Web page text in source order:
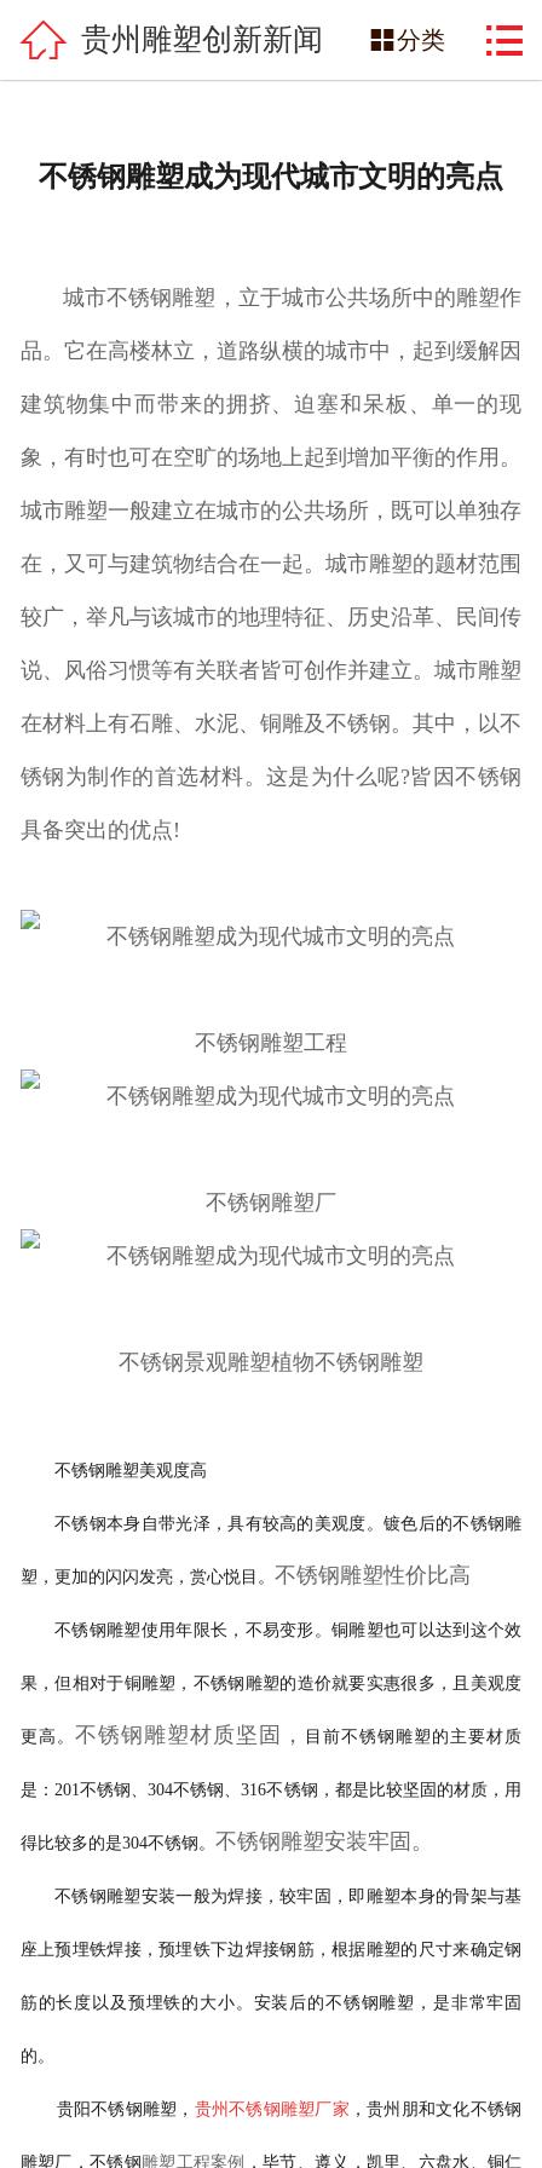
网站首页
著名雕塑家
雕塑新闻中心
朋和文化雕塑
联系我们
 贵州雕塑创新新闻 分类 
不锈钢雕塑成为现代城市文明的亮点
城市不锈钢雕塑，立于城市公共场所中的雕塑作
品。它在高楼林立，道路纵横的城市中，起到缓解因
建筑物集中而带来的拥挤、迫塞和呆板、单一的现
象，有时也可在空旷的场地上起到增加平衡的作用。
城市雕塑一般建立在城市的公共场所，既可以单独存
在，又可与建筑物结合在一起。城市雕塑的题材范围
较广，举凡与该城市的地理特征、历史沿革、民间传
说、风俗习惯等有关联者皆可创作并建立。城市雕塑
在材料上有石雕、水泥、铜雕及不锈钢。其中，以不
锈钢为制作的首选材料。这是为什么呢?皆因不锈钢
具备突出的优点!
不锈钢雕塑工程
不锈钢雕塑厂
不锈钢景观雕塑植物不锈钢雕塑
不锈钢雕塑美观度高
不锈钢本身自带光泽，具有较高的美观度。镀色后的不锈钢雕
塑，更加的闪闪发亮，赏心悦目。 不锈钢雕塑性价比高
不锈钢雕塑使用年限长，不易变形。铜雕塑也可以达到这个效
果，但相对于铜雕塑，不锈钢雕塑的造价就要实惠很多，且美观度
更高。 不锈钢雕塑材质坚固， 目前不锈钢雕塑的主要材质
是：201不锈钢、304不锈钢、316不锈钢，都是比较坚固的材质，用
得比较多的是304不锈钢。 不锈钢雕塑安装牢固。
不锈钢雕塑安装一般为焊接，较牢固，即雕塑本身的骨架与基
座上预埋铁焊接，预埋铁下边焊接钢筋，根据雕塑的尺寸来确定钢
筋的长度以及预埋铁的大小。安装后的不锈钢雕塑，是非常牢固
的。
贵阳不锈钢雕塑， 贵州不锈钢雕塑厂家 ，贵州朋和文化不锈钢
雕塑厂，不锈钢雕塑工程案例 ，毕节、遵义，凯里、六盘水、铜仁